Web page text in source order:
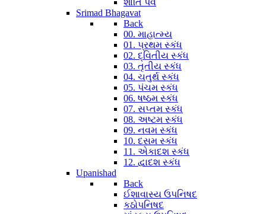
Srimad Bhagavat
Back
00. માહાત્મ્ય
01. પ્રથમ સ્કંધ
02. દ્વિતીય સ્કંધ
03. તૃતીય સ્કંધ
04. ચતુર્થ સ્કંધ
05. પંચમ સ્કંધ
06. ષષ્ઠમ સ્કંધ
07. સપ્તમ સ્કંધ
08. અષ્ટમ સ્કંધ
09. નવમ સ્કંધ
10. દસમ સ્કંધ
11. એકાદશ સ્કંધ
12. દ્વાદશ સ્કંધ
Upanishad
Back
ઈશાવાસ્ય ઉપનિષદ
કઠોપનિષદ